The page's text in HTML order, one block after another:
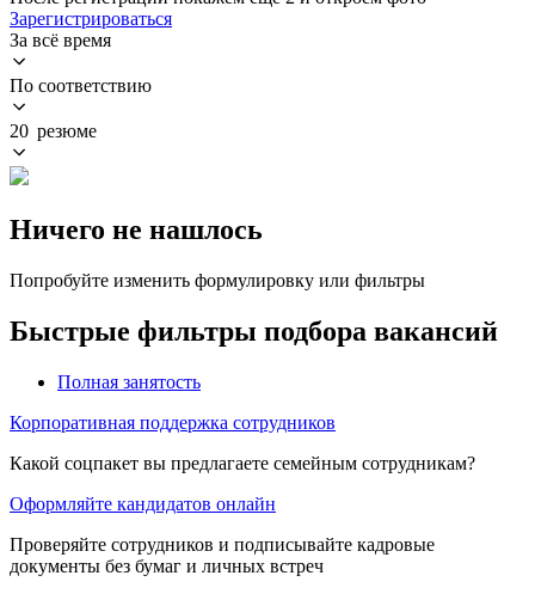
Зарегистрироваться
За всё время
По соответствию
20 резюме
Ничего не нашлось
Попробуйте изменить формулировку или фильтры
Быстрые фильтры подбора вакансий
Полная занятость
Корпоративная поддержка сотрудников
Какой соцпакет вы предлагаете семейным сотрудникам?
Оформляйте кандидатов онлайн
Проверяйте сотрудников и подписывайте кадровые
документы без бумаг и личных встреч